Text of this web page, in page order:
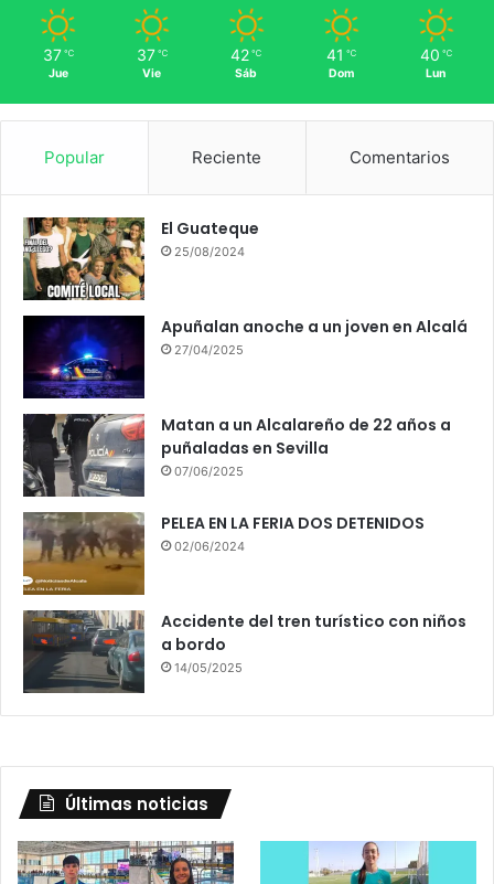
37 ℃
Jue
37 ℃
Vie
42 ℃
Sáb
41 ℃
Dom
40 ℃
Lun
Popular Reciente Comentarios
El Guateque
25/08/2024
Apuñalan anoche a un joven en Alcalá
27/04/2025
Matan a un Alcalareño de 22 años a
puñaladas en Sevilla
07/06/2025
PELEA EN LA FERIA DOS DETENIDOS
02/06/2024
Accidente del tren turístico con niños
a bordo
14/05/2025
Últimas noticias